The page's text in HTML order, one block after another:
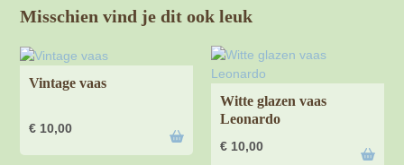
Misschien vind je dit ook leuk
Vintage vaas
€ 10,00
Witte glazen vaas
Leonardo
€ 10,00